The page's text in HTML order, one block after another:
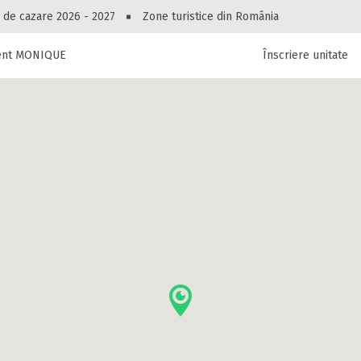
cazare 2026 - 2027 Zone turistice din România
MONIQUE
Peste 10549 oferte de cazare!
pensiuni, vile, apartamente sau alte unitați
Înscriere unitate